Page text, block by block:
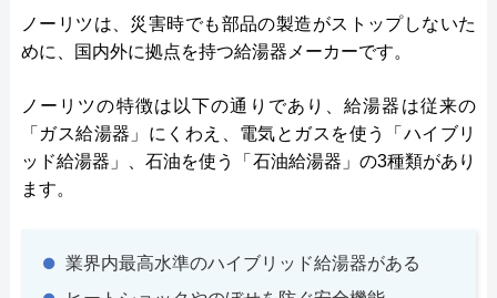
ノーリツは、災害時でも部品の製造がストップしないた
めに、国内外に拠点を持つ給湯器メーカーです。
ノーリツの特徴は以下の通りであり、給湯器は従来の
「ガス給湯器」にくわえ、電気とガスを使う「ハイブリ
ッド給湯器」、石油を使う「石油給湯器」の3種類があり
ます。
業界内最高水準のハイブリッド給湯器がある